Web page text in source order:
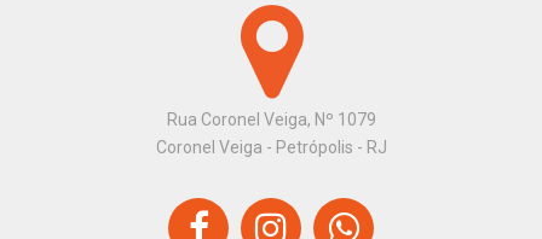
Rua Coronel Veiga, Nº 1079
Coronel Veiga - Petrópolis - RJ